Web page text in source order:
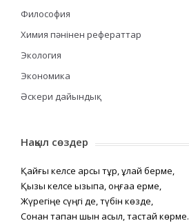
Философия
Химия пәнінен рефераттар
Экология
Экономика
Әскери дайындық
Нақыл сөздер
Қайғы келсе қарсы тұр, құлай берме,
Қызық келсе қызықпа, оңғаққа ерме,
Жүрегіңе сүңгі де, түбін көзде,
Сонан тапқан шын асыл, тастай көрме.